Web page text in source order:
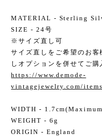
MATERIAL - Sterling
SIZE - 24号
※サイズ直し可
サイズ直しをご希望のお
しオプションを併せてご購
https://www.demode-
vintagejewelry.com/
WIDTH -
WEIGHT - 6g
ORIGIN - England